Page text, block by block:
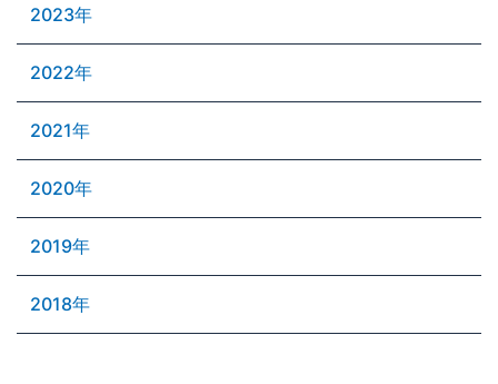
2023年
2022年
2021年
2020年
2019年
2018年